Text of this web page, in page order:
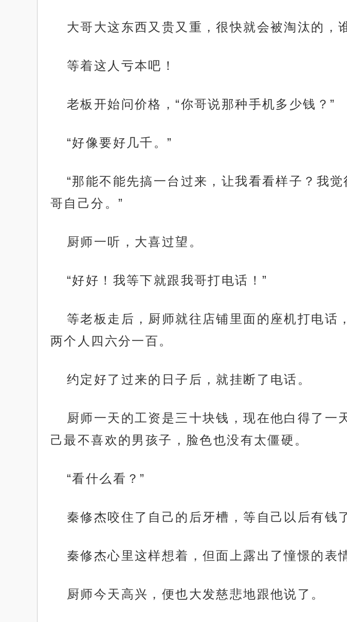
大哥大这东西又贵又重，很快就会被淘汰的，
等着这人亏本吧！
老板开始问价格，“你哥说那种手机多少钱？”
“好像要好几千。”
“那能不能先搞一台过来，让我看看样子？我
哥自己分。”
厨师一听，大喜过望。
“好好！我等下就跟我哥打电话！”
等老板走后，厨师就往店铺里面的座机打电话
两个人四六分一百。
约定好了过来的日子后，就挂断了电话。
厨师一天的工资是三十块钱，现在他白得了一
己最不喜欢的男孩子，脸色也没有太僵硬。
“看什么看？”
秦修杰咬住了自己的后牙槽，等自己以后有钱
秦修杰心里这样想着，但面上露出了憧憬的表
厨师今天高兴，便也大发慈悲地跟他说了。